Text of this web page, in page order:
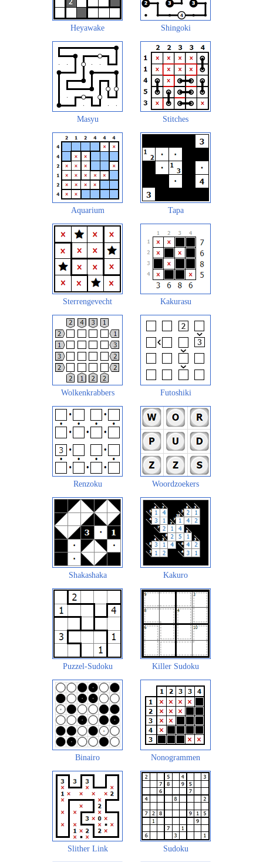
Heyawake Shingoki
Masyu Stitches
Aquarium Tapa
Sterrengevecht Kakurasu
Wolkenkrabbers Futoshiki
Renzoku Woordzoekers
Shakashaka Kakuro
Puzzel-Sudoku Killer Sudoku
Binairo Nonogrammen
Slither Link Sudoku